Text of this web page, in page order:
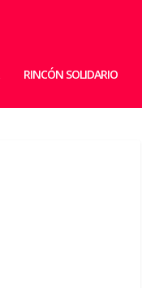
RINCÓN SOLIDARIO